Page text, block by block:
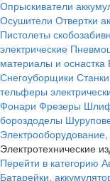
Опрыскиватели
Осушители Отвертки
Пистолеты
электрические
материалы и оснастка
Снегоуборщики Станки
тельферы
Фонари Фрезеры
бороздоделы
Электрооборудование,
Электротехнические
Перейти в категорию
Батарейки,